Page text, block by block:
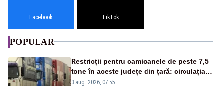
Facebook TikTok
POPULAR
Restricții pentru camioanele de peste 7,5
tone în aceste județe din țară: circulația
este interzisă luni, între orele 12:00 și
3 aug. 2026, 07:55